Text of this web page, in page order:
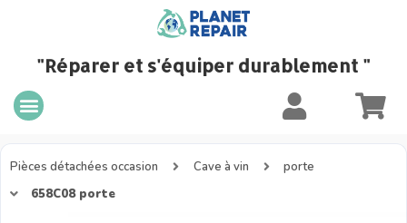
"Réparer et s'équiper durablement "
Pièces détachées occasion Cave à vin
porte
658C08 porte